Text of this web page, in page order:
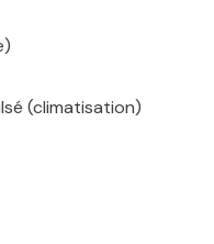
(climatisation)